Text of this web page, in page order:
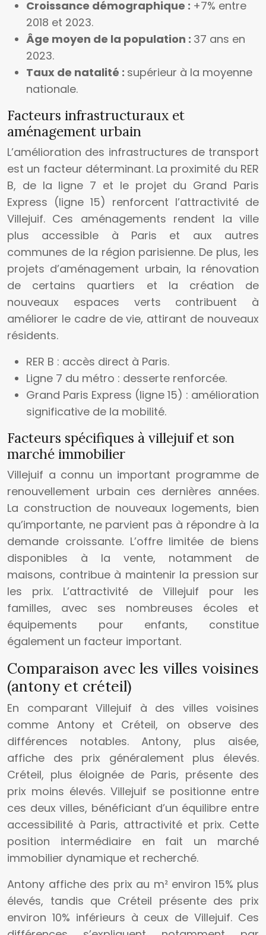
Croissance démographique : +7% entre
2018 et 2023.
Âge moyen de la population : 37 ans en
2023.
Taux de natalité : supérieur à la moyenne
nationale.
Facteurs infrastructuraux et
aménagement urbain
L’amélioration des infrastructures de transport
est un facteur déterminant. La proximité du RER
B, de la ligne 7 et le projet du Grand Paris
Express (ligne 15) renforcent l’attractivité de
Villejuif. Ces aménagements rendent la ville
plus accessible à Paris et aux autres
communes de la région parisienne. De plus, les
projets d’aménagement urbain, la rénovation
de certains quartiers et la création de
nouveaux espaces verts contribuent à
améliorer le cadre de vie, attirant de nouveaux
résidents.
RER B : accès direct à Paris.
Ligne 7 du métro : desserte renforcée.
Grand Paris Express (ligne 15) : amélioration
significative de la mobilité.
Facteurs spécifiques à villejuif et son
marché immobilier
Villejuif a connu un important programme de
renouvellement urbain ces dernières années.
La construction de nouveaux logements, bien
qu’importante, ne parvient pas à répondre à la
demande croissante. L’offre limitée de biens
disponibles à la vente, notamment de
maisons, contribue à maintenir la pression sur
les prix. L’attractivité de Villejuif pour les
familles, avec ses nombreuses écoles et
équipements pour enfants, constitue
également un facteur important.
Comparaison avec les villes voisines
(antony et créteil)
En comparant Villejuif à des villes voisines
comme Antony et Créteil, on observe des
différences notables. Antony, plus aisée,
affiche des prix généralement plus élevés.
Créteil, plus éloignée de Paris, présente des
prix moins élevés. Villejuif se positionne entre
ces deux villes, bénéficiant d’un équilibre entre
accessibilité à Paris, attractivité et prix. Cette
position intermédiaire en fait un marché
immobilier dynamique et recherché.
Antony affiche des prix au m² environ 15% plus
élevés, tandis que Créteil présente des prix
environ 10% inférieurs à ceux de Villejuif. Ces